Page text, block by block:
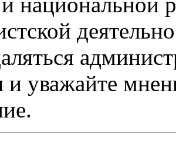
уважайте